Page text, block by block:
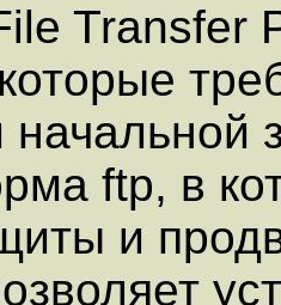
Transfer
ftp, в
и